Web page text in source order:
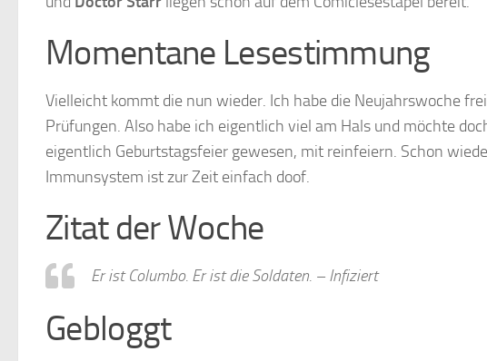
Momentane Lesestimmung
Vielleicht kommt die nun wieder. Ich habe die Neujahrswoche
Prüfungen. Also habe ich eigentlich viel am Hals und möchte
eigentlich Geburtstagsfeier gewesen, mit reinfeiern. Schon
Immunsystem ist zur Zeit einfach doof.
Zitat der Woche
Er ist Columbo. Er ist die Soldaten. – Infiziert
Gebloggt